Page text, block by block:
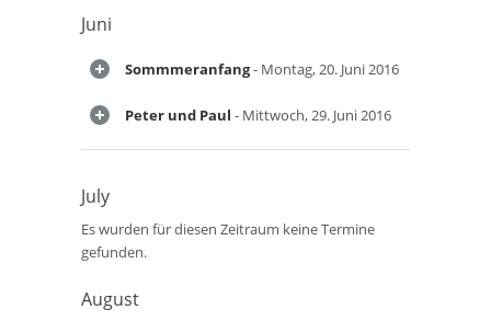
Juni
Sommmeranfang- Montag, 20. Juni 2016
Peter und Paul - Mittwoch, 29. Juni 2016
July
Es wurden für diesen Zeitraum keine Termine
gefunden.
August